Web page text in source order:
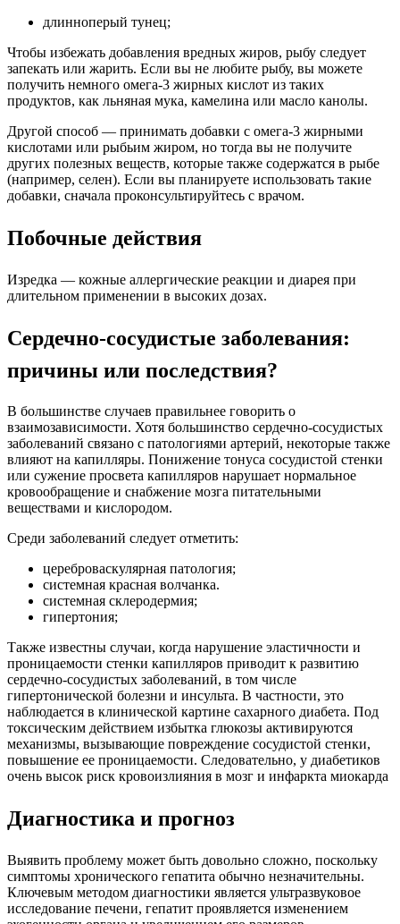
длинноперый тунец;
Чтобы избежать добавления вредных жиров, рыбу следует
запекать или жарить. Если вы не любите рыбу, вы можете
получить немного омега-3 жирных кислот из таких
продуктов, как льняная мука, камелина или масло канолы.
Другой способ — принимать добавки с омега-3 жирными
кислотами или рыбьим жиром, но тогда вы не получите
других полезных веществ, которые также содержатся в рыбе
(например, селен). Если вы планируете использовать такие
добавки, сначала проконсультируйтесь с врачом.
Побочные действия
Изредка — кожные аллергические реакции и диарея при
длительном применении в высоких дозах.
Сердечно-сосудистые заболевания:
причины или последствия?
В большинстве случаев правильнее говорить о
взаимозависимости. Хотя большинство сердечно-сосудистых
заболеваний связано с патологиями артерий, некоторые также
влияют на капилляры. Понижение тонуса сосудистой стенки
или сужение просвета капилляров нарушает нормальное
кровообращение и снабжение мозга питательными
веществами и кислородом.
Среди заболеваний следует отметить:
цереброваскулярная патология;
системная красная волчанка.
системная склеродермия;
гипертония;
Также известны случаи, когда нарушение эластичности и
проницаемости стенки капилляров приводит к развитию
сердечно-сосудистых заболеваний, в том числе
гипертонической болезни и инсульта. В частности, это
наблюдается в клинической картине сахарного диабета. Под
токсическим действием избытка глюкозы активируются
механизмы, вызывающие повреждение сосудистой стенки,
повышение ее проницаемости. Следовательно, у диабетиков
очень высок риск кровоизлияния в мозг и инфаркта миокарда
Диагностика и прогноз
Выявить проблему может быть довольно сложно, поскольку
симптомы хронического гепатита обычно незначительны.
Ключевым методом диагностики является ультразвуковое
исследование печени, гепатит проявляется изменением